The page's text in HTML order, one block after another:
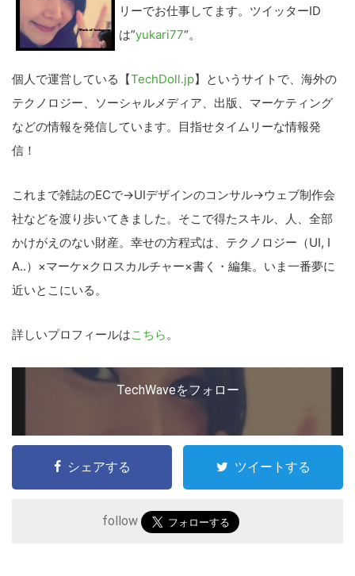
リーでお仕事してます。ツイッターID
は”yukari77“。
個人で運営している【TechDoll.jp】というサイトで、海外の
テクノロジー、ソーシャルメディア、出版、マーケティング
などの情報を発信しています。目指せタイムリーな情報発
信！
これまで雑誌のECで→UIデザインのコンサル→ウェブ制作会
社などを渡り歩いてきました。そこで得たスキル、人、全部
かけがえのない財産。幸せの方程式は、テクノロジー（UI, I
A..）×マーケ×クロスカルチャー×書く・編集。いま一番夢に
近いとこにいる。
詳しいプロフィールはこちら。
TechWaveをフォロー
シェアする ツイートする
follow